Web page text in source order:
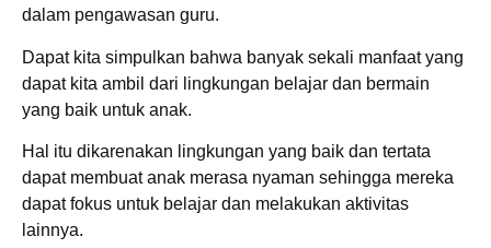
dalam pengawasan guru.
Dapat kita simpulkan bahwa banyak sekali manfaat yang
dapat kita ambil dari lingkungan belajar dan bermain
yang baik untuk anak.
Hal itu dikarenakan lingkungan yang baik dan tertata
dapat membuat anak merasa nyaman sehingga mereka
dapat fokus untuk belajar dan melakukan aktivitas
lainnya.